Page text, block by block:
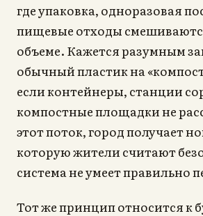
где упаковка, одноразовая
пищевые отходы
объеме. Кажется разумным
обычный пластик на
если контейнеры, станции
компостные площадки не
этот поток, город получает
которую жители считают
система не умеет правильно
Тот же принцип относится к